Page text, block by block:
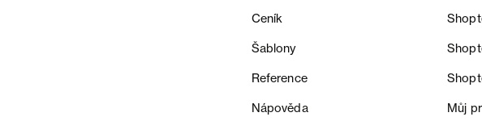
Ceník
Šablony
Reference
Nápověda Můj